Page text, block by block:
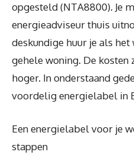
opgesteld (NTA8800). Je
energieadviseur thuis
deskundige huur je als
gehele woning. De kosten
hoger. In onderstaand
voordelig energielabel in
Een energielabel voor je
stappen